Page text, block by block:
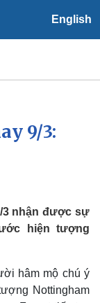
English
9/3:
3 nhận được sự
hiện tượng
hâm mộ chú ý
Nottingham